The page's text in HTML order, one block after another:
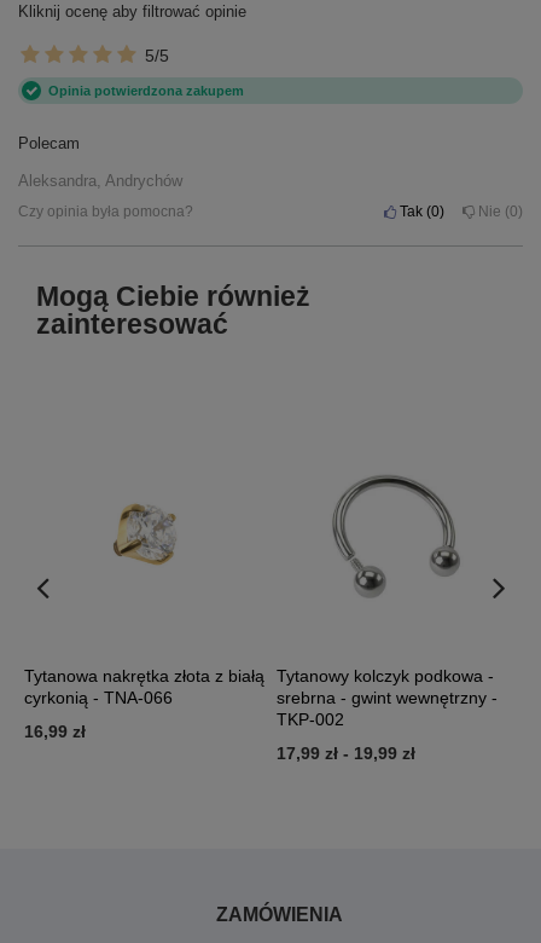
Kliknij ocenę aby filtrować opinie
5/5
Opinia potwierdzona zakupem
Polecam
Aleksandra, Andrychów
Czy opinia była pomocna? Tak 0 Nie 0
Mogą Ciebie również
zainteresować
Tytanowa nakrętka złota z białą
cyrkonią - TNA-066
16,99 zł
Tytanowy kolczyk podkowa -
srebrna - gwint wewnętrzny -
TKP-002
17,99 zł - 19,99 zł
ZAMÓWIENIA